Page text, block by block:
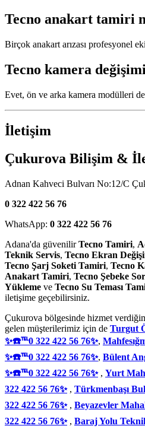
Tecno anakart tamiri
Birçok anakart arızası profesyonel
Tecno kamera
Evet, ön ve arka kamera modülleri
İletişim
Çukurova Bilişim &
Adnan Kahveci Bulvarı No:12/C
0 322 422 56 76
WhatsApp: 0 322 422 56 76
Adana'da güvenilirTecno Tamiri,
Teknik Servis, Tecno Ekran
Tecno Şarj Soketi Tamiri, Tecno
Anakart Tamiri, Tecno Şebeke
Yükleme ve Tecno Su Teması
iletişime geçebilirsiniz.
Çukurova bölgesinde hizmet
gelen müşterilerimiz için de Turgut
✨☎️℡0 322 422 56 76✨,
✨☎️℡0 322 422 56 76✨, Bülent
✨☎️℡0 322 422 56 76✨, Yurt
322 422 56 76✨, Türkmenbaşı
322 422 56 76✨, Beyazevler
322 422 56 76✨, Baraj Yolu